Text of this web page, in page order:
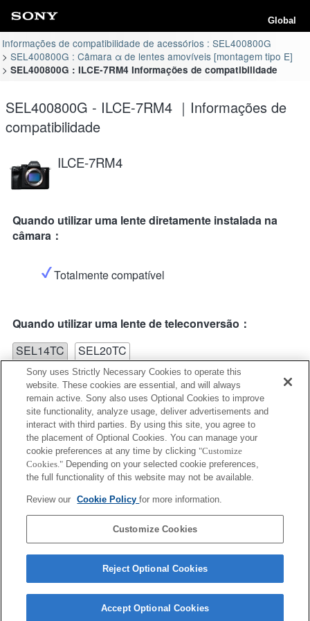
Global
Informações de compatibilidade de acessórios : SEL400800G
SEL400800G : Câmara α de lentes amovíveis [montagem tipo E]
SEL400800G : ILCE-7RM4 Informações de compatibilidade
SEL400800G - ILCE-7RM4 ｜Informações de
compatibilidade
ILCE-7RM4
Quando utilizar uma lente diretamente instalada na
câmara：
Totalmente compatível
Quando utilizar uma lente de teleconversão：
SEL14TC
SEL20TC
SEL20TC
Não é possível utilizar o AF de deteção de fases de
plano focal, por isso, será utilizado o AF de contraste.
Contact Us
Sony uses Strictly Necessary Cookies to operate this
website. These cookies are essential, and will always
remain active. Sony also uses Optional Cookies to improve
site functionality, analyze usage, deliver advertisements and
interact with third parties. By using this site, you agree to
the placement of Optional Cookies. You can manage your
cookie preferences at any time by clicking "Customize
Cookies." Depending on your selected cookie preferences,
the full functionality of this website may not be available.
Review our Cookie Policyfor more information.
Customize Cookies
Reject Optional Cookies
Accept Optional Cookies